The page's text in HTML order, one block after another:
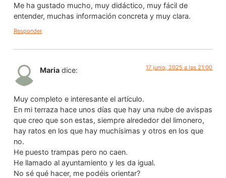
Me ha gustado mucho, muy didáctico, muy fácil de
entender, muchas información concreta y muy clara.
Responder
Maria dice: 17 junio, 2025 a las 21:00
Muy completo e interesante el artículo.
En mi terraza hace unos días que hay una nube de avispas
que creo que son estas, siempre alrededor del limonero,
hay ratos en los que hay muchísimas y otros en los que
no.
He puesto trampas pero no caen.
He llamado al ayuntamiento y les da igual.
No sé qué hacer, me podéis orientar?